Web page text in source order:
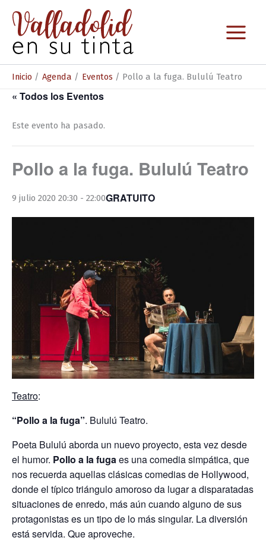
contenido
Inicio Agenda Eventos Pollo a la fuga. Bululú Teatro
« Todos los Eventos
Este evento ha pasado.
Pollo a la fuga. Bululú Teatro
9 julio 2020 20:30 - 22:00GRATUITO
Teatro:
“Pollo a la fuga”. Bululú Teatro.
Poeta Bululú aborda un nuevo proyecto, esta vez desde
el humor. Pollo a la fugaes una comedia simpática, que
nos recuerda aquellas clásicas comedias de Hollywood,
donde el típico triángulo amoroso da lugar a disparatadas
situaciones de enredo, más aún cuando alguno de sus
protagonistas es un tipo de lo más singular. La diversión
está servida. Que aproveche.